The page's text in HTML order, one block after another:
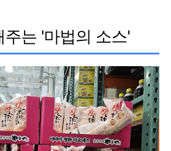
는 '마법의 소스'